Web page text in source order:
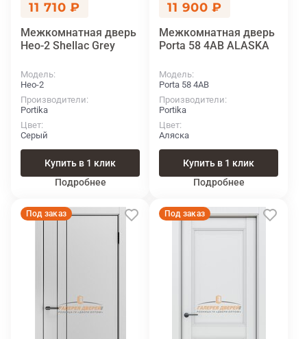
11 710 ₽
Межкомнатная дверь
Нео-2 Shellac Grey
Модель
Нео-2
Производители
Portika
Цвет
Серый
Купить в 1 клик
Подробнее
11 900 ₽
Межкомнатная дверь
Porta 58 4АВ ALASKA
Модель
Porta 58 4АВ
Производители
Portika
Цвет
Аляска
Купить в 1 клик
Подробнее
Под заказ Под заказ